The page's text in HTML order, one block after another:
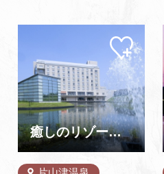
位置しており、柴山潟の湖
面の変化を全客室から眺望
できる旅館でございます。
大浴場と露天風呂はともに
湯量豊富なかけ流しでお肌
もツルツルになります。お
食事は日本海の幸と旬の食
材を用い、…
癒しのリゾート・加賀の幸 ホテルアローレ
マイ
ペー
ジに
追加